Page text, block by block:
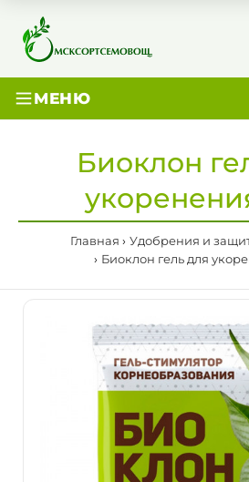
МЕНЮ
Биоклон
Главная Удобрения и
Биоклон гель для